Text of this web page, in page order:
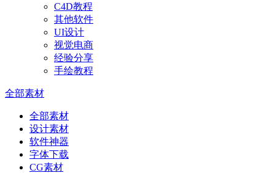
C4D教程
其他软件
UI设计
视觉电商
经验分享
手绘教程
全部素材
全部素材
设计素材
软件神器
字体下载
CG素材